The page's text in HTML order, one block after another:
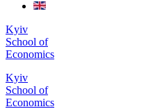
Kyiv
School of
Economics
Kyiv
School of
Economics